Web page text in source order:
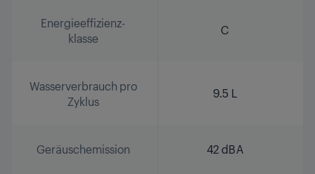
Energieeffizienz-
klasse
C
Wasserverbrauch pro
Zyklus
9.5 L
Geräuschemission 42 dBA